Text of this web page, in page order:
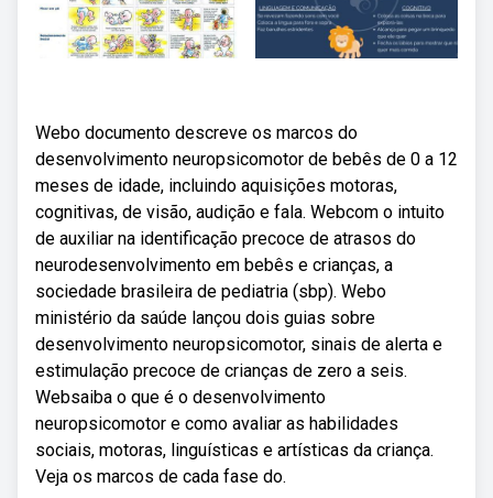
Webo documento descreve os marcos do
desenvolvimento neuropsicomotor de bebês de 0 a 12
meses de idade, incluindo aquisições motoras,
cognitivas, de visão, audição e fala. Webcom o intuito
de auxiliar na identificação precoce de atrasos do
neurodesenvolvimento em bebês e crianças, a
sociedade brasileira de pediatria (sbp). Webo
ministério da saúde lançou dois guias sobre
desenvolvimento neuropsicomotor, sinais de alerta e
estimulação precoce de crianças de zero a seis.
Websaiba o que é o desenvolvimento
neuropsicomotor e como avaliar as habilidades
sociais, motoras, linguísticas e artísticas da criança.
Veja os marcos de cada fase do.